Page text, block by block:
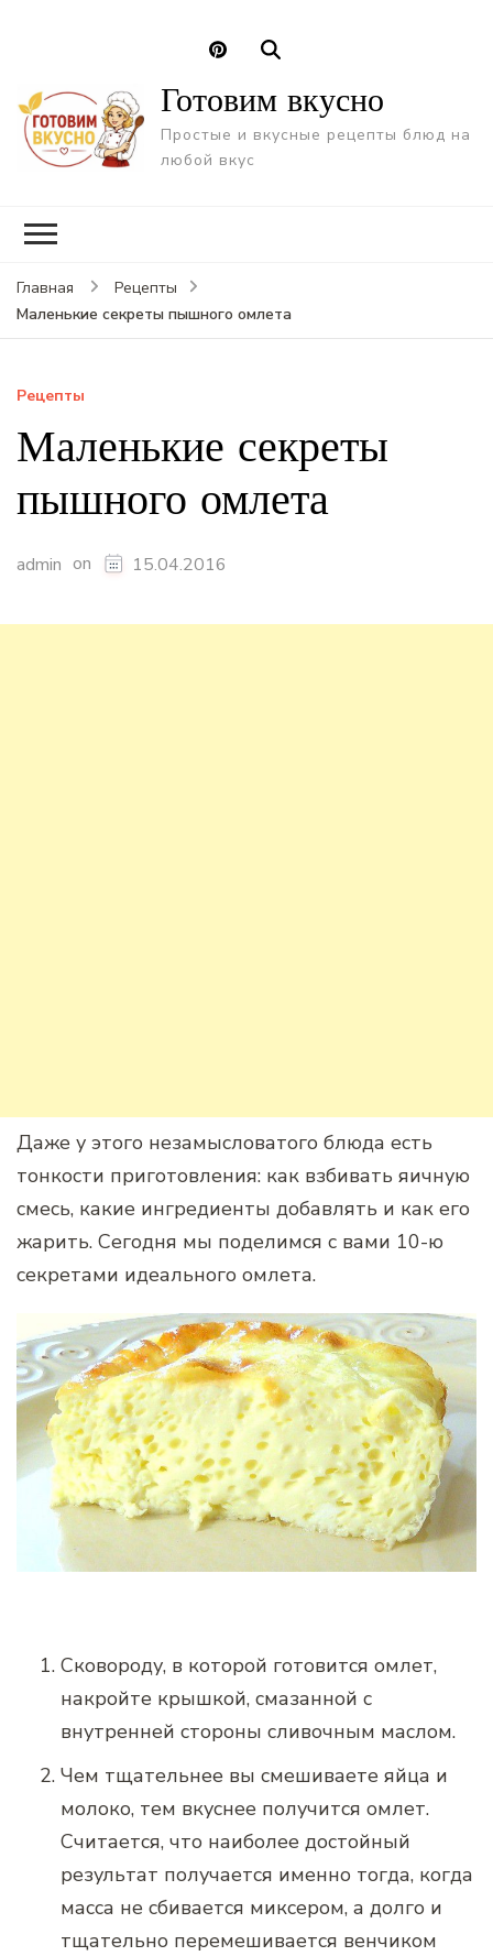
Готовим вкусно
Простые и вкусные рецепты блюд на
любой вкус
Главная
Рецепты
Маленькие секреты пышного омлета
Рецепты
Маленькие секреты
пышного омлета
admin on 15.04.2016
Даже у этого незамысловатого блюда есть
тонкости приготовления: как взбивать яичную
смесь, какие ингредиенты добавлять и как его
жарить. Сегодня мы поделимся с вами 10-ю
секретами идеального омлета.
Сковороду, в которой готовится омлет,
накройте крышкой, смазанной с
внутренней стороны сливочным маслом.
Чем тщательнее вы смешиваете яйца и
молоко, тем вкуснее получится омлет.
Считается, что наиболее достойный
результат получается именно тогда, когда
масса не сбивается миксером, а долго и
тщательно перемешивается венчиком